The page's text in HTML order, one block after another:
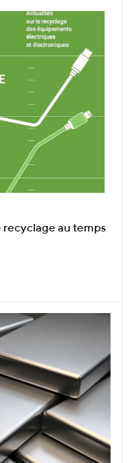
recyclage au temps